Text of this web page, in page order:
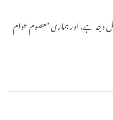
اصل وجہ ہے، اور ہماری معصوم عوام